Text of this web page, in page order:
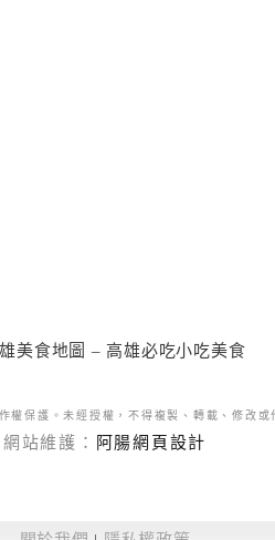
保護。未經授權，不得複製、轉載、修改
網站維護： 阿腸網頁設計